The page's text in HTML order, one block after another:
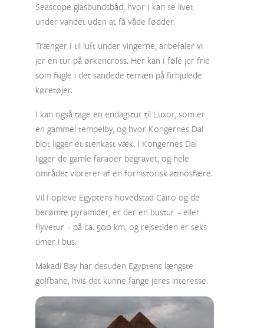
Seascope glasbundsbåd, hvor I kan se livet
under vandet uden at få våde fødder.
Trænger I til luft under vingerne, anbefaler vi
jer en tur på ørkencross. Her kan I føle jer frie
som fugle i det sandede terræn på firhjulede
køretøjer.
I kan også tage en endagstur til Luxor, som er
en gammel tempelby, og hvor Kongernes Dal
blot ligger et stenkast væk. I Kongernes Dal
ligger de gamle faraoer begravet, og hele
området vibrerer af en forhistorisk atmosfære.
Vil I opleve Egyptens hovedstad Cairo og de
berømte pyramider, er der en bustur – eller
flyvetur – på ca. 500 km, og rejsetiden er seks
timer i bus.
Makadi Bay har desuden Egyptens længste
golfbane, hvis det kunne fange jeres interesse.